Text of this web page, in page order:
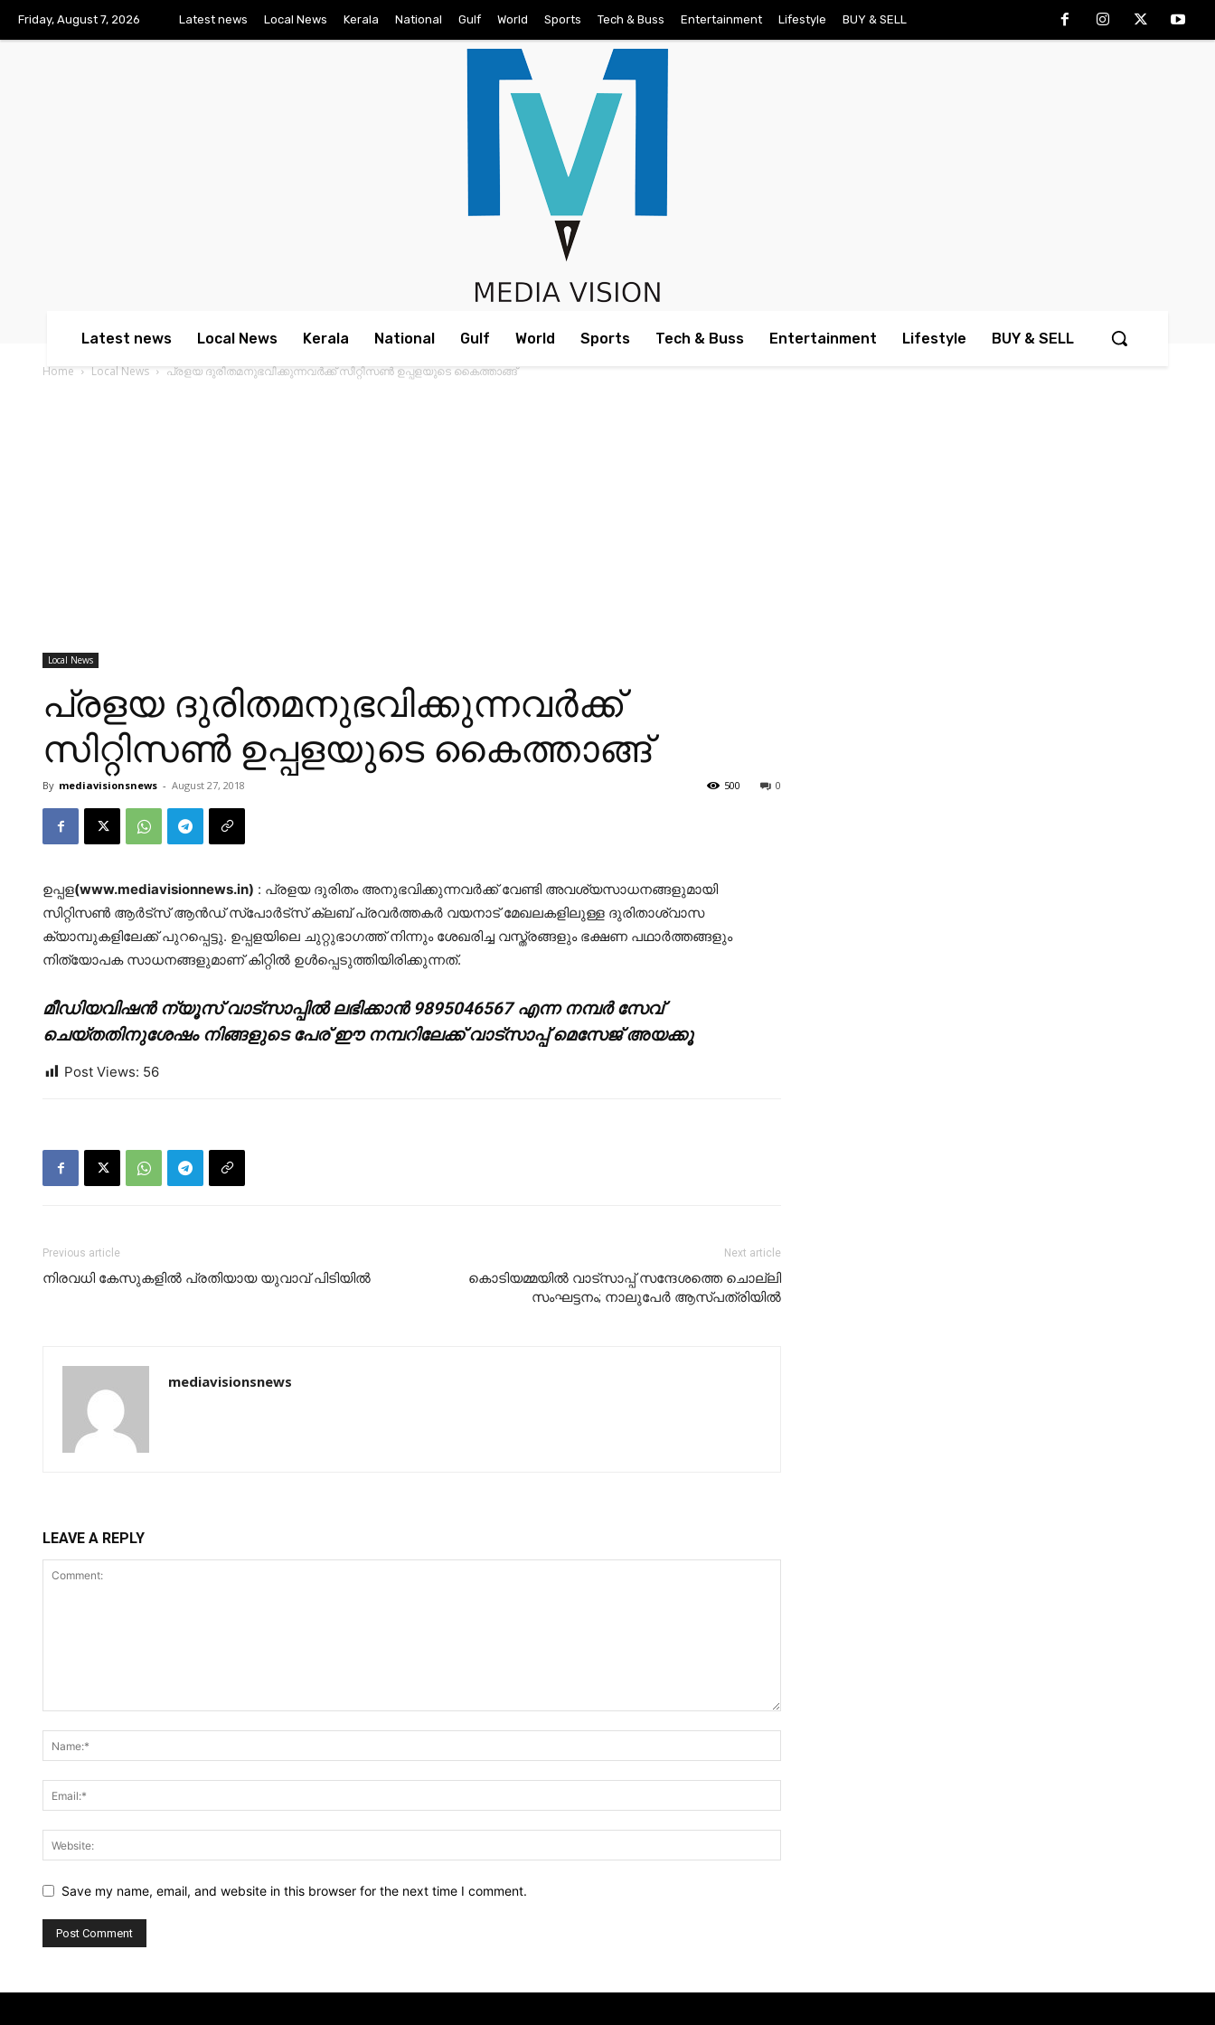
Friday, August 7, 2026 Latest news Local News Kerala National Gulf World Sports Tech & Buss Entertainment Lifestyle BUY & SELL
Latest news Local News Kerala National Gulf World Sports Tech & Buss Entertainment Lifestyle BUY & SELL
Home Local News പ്രളയ ദുരിതമനുഭവിക്കുന്നവര്‍ക്ക് സിറ്റിസൺ ഉപ്പളയുടെ കൈത്താങ്ങ്
Local News
പ്രളയ ദുരിതമനുഭവിക്കുന്നവര്‍ക്ക്
സിറ്റിസൺ ഉപ്പളയുടെ കൈത്താങ്ങ്
By mediavisionsnews - August 27, 2018 0
500
ഉപ്പള(www.mediavisionnews.in) : പ്രളയ ദുരിതം അനുഭവിക്കുന്നവര്‍ക്ക് വേണ്ടി അവശ്യസാധനങ്ങളുമായി
സിറ്റിസൺ ആർട്സ് ആൻഡ് സ്പോർട്സ് ക്ലബ് പ്രവര്‍ത്തകര്‍ വയനാട് മേഖലകളിലുള്ള ദുരിതാശ്വാസ
ക്യാമ്പുകളിലേക്ക് പുറപ്പെട്ടു. ഉപ്പളയിലെ ചുറ്റുഭാഗത്ത് നിന്നും ശേഖരിച്ച വസ്ത്രങ്ങളും ഭക്ഷണ പഥാര്‍ത്തങ്ങളും
നിത്യോപക സാധനങ്ങളുമാണ് കിറ്റില്‍ ഉള്‍പ്പെടുത്തിയിരിക്കുന്നത്.
മീഡിയവിഷൻ ന്യൂസ് വാട്സാപ്പില്‍ ലഭിക്കാന്‍ 9895046567 എന്ന നമ്പര്‍ സേവ്
ചെയ്തതിനുശേഷം നിങ്ങളുടെ പേര് ഈ നമ്പറിലേക്ക് വാട്സാപ്പ് മെസേജ് അയക്കൂ
Post Views: 56
Previous article
നിരവധി കേസുകളിൽ പ്രതിയായ യുവാവ് പിടിയില്‍
Next article
കൊടിയമ്മയില്‍ വാട്‌സാപ്പ് സന്ദേശത്തെ ചൊല്ലി
സംഘട്ടനം; നാലുപേര്‍ ആസ്പത്രിയില്‍
mediavisionsnews
LEAVE A REPLY
Save my name, email, and website in this browser for the next time I comment.